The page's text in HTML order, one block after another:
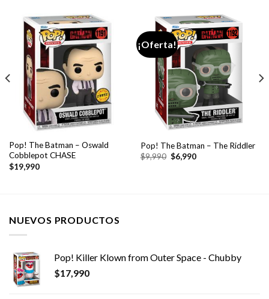
Pop! The Batman – Oswald
Cobblepot CHASE
$19,990
¡Oferta!
Pop! The Batman – The Riddler
$9,990 El
precio
$6,990El
NUEVOS PRODUCTOS
Pop! Killer Klown from Outer Space - Chubby
$17,990